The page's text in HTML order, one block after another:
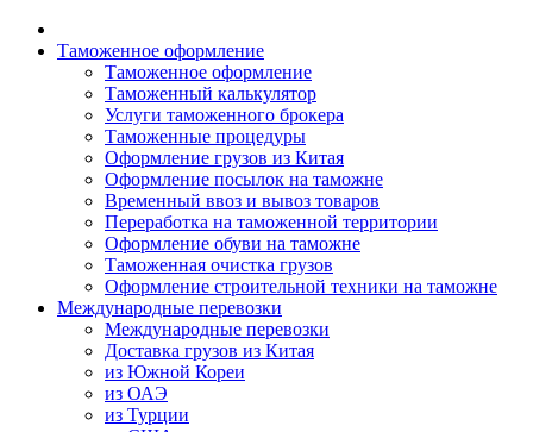
Таможенное оформление
Таможенное оформление
Таможенный калькулятор
Услуги таможенного брокера
Таможенные процедуры
Оформление грузов из Китая
Оформление посылок на таможне
Временный ввоз и вывоз товаров
Переработка на таможенной территории
Оформление обуви на таможне
Таможенная очистка грузов
Оформление строительной техники на таможне
Международные перевозки
Международные перевозки
Доставка грузов из Китая
из Южной Кореи
из ОАЭ
из Турции